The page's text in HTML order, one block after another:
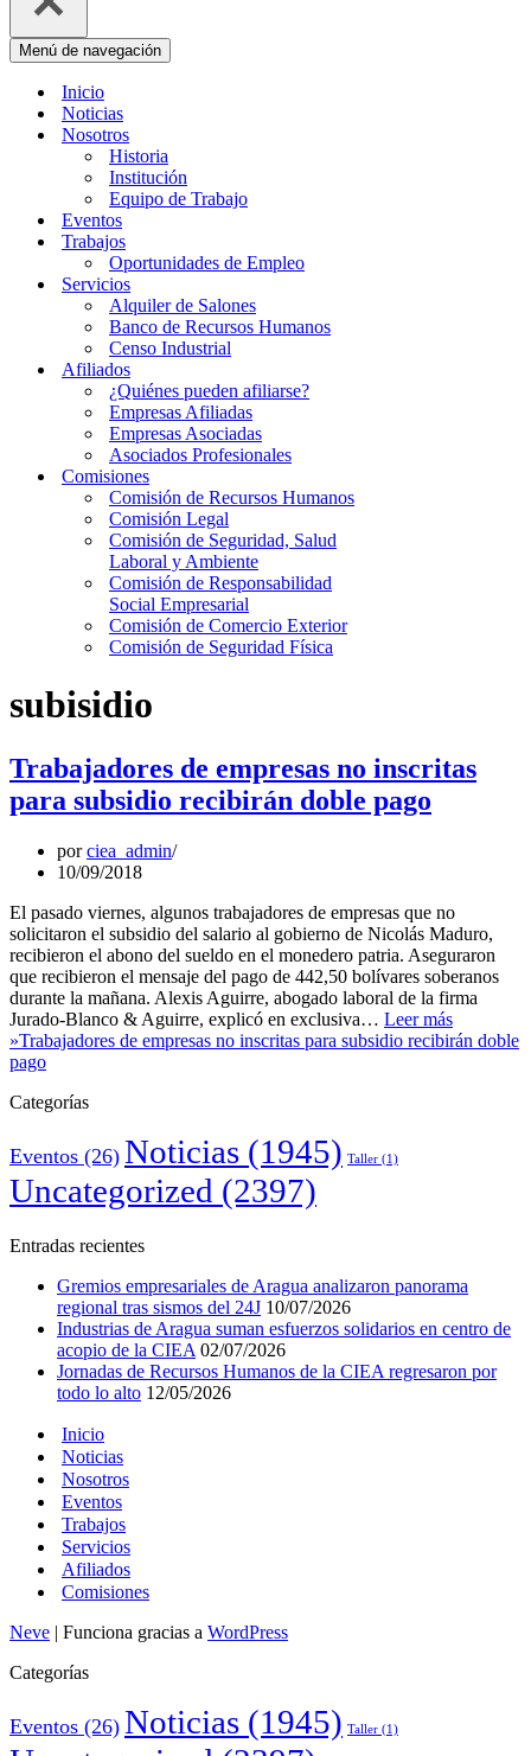
Menú de navegación
Inicio
Noticias
Nosotros
Historia
Institución
Equipo de Trabajo
Eventos
Trabajos
Oportunidades de Empleo
Servicios
Alquiler de Salones
Banco de Recursos Humanos
Censo Industrial
Afiliados
¿Quiénes pueden afiliarse?
Empresas Afiliadas
Empresas Asociadas
Asociados Profesionales
Comisiones
Comisión de Recursos Humanos
Comisión Legal
Comisión de Seguridad, Salud
Laboral y Ambiente
Comisión de Responsabilidad
Social Empresarial
Comisión de Comercio Exterior
Comisión de Seguridad Física
subisidio
Trabajadores de empresas no inscritas
para subsidio recibirán doble pago
porciea_admin
10/09/2018
El pasado viernes, algunos trabajadores de empresas que no
solicitaron el subsidio del salario al gobierno de Nicolás Maduro,
recibieron el abono del sueldo en el monedero patria. Aseguraron
que recibieron el mensaje del pago de 442,50 bolívares soberanos
durante la mañana. Alexis Aguirre, abogado laboral de la firma
Jurado-Blanco & Aguirre, explicó en exclusiva… Leer más
»Trabajadores de empresas no inscritas para subsidio recibirán doble
pago
Categorías
Eventos (26) Noticias (1945) Taller (1)
Uncategorized (2397)
Entradas recientes
Gremios empresariales de Aragua analizaron panorama
regional tras sismos del 24J 10/07/2026
Industrias de Aragua suman esfuerzos solidarios en centro de
acopio de la CIEA 02/07/2026
Jornadas de Recursos Humanos de la CIEA regresaron por
todo lo alto 12/05/2026
Inicio
Noticias
Nosotros
Eventos
Trabajos
Servicios
Afiliados
Comisiones
Neve | Funciona gracias a WordPress
Categorías
Eventos (26) Noticias (1945) Taller (1)